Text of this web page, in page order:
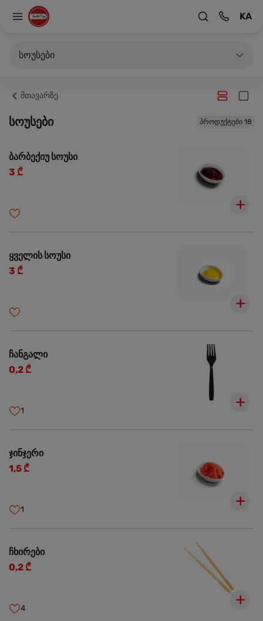
KA
სოუსები
მთავარზე
სოუსები პროდუქტები 18
ბარბექიუ სოუსი
3 ₾
ყველის სოუსი
3 ₾
ჩანგალი
0,2 ₾
1
ჯინჯერი
1,5 ₾
1
ჩხირები
0,2 ₾
4